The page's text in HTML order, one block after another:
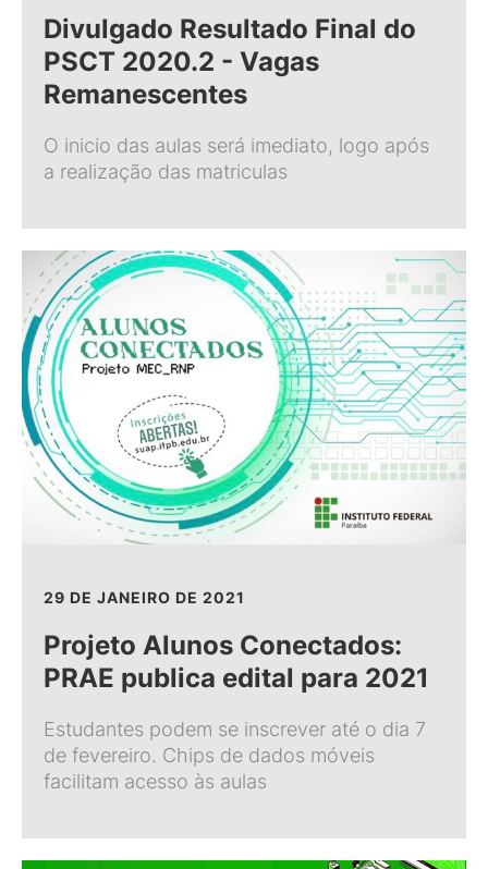
Divulgado Resultado Final do
PSCT 2020.2 - Vagas
Remanescentes
O inicio das aulas será imediato, logo após
a realização das matriculas
29 DE JANEIRO DE 2021
Projeto Alunos Conectados:
PRAE publica edital para 2021
Estudantes podem se inscrever até o dia 7
de fevereiro. Chips de dados móveis
facilitam acesso às aulas